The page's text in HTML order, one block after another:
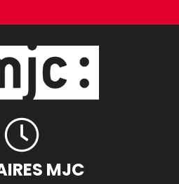
MJC